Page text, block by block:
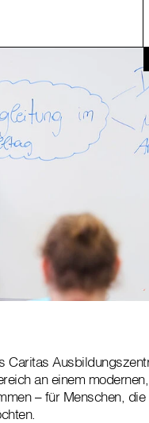
Caritas
an einem
– für Menschen,